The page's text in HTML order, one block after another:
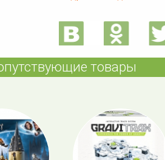
товары